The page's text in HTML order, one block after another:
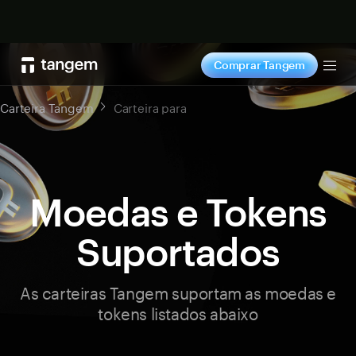
Comprar Tangem
Carteira Tangem Carteira para
Moedas e Tokens
Suportados
As carteiras Tangem suportam as moedas e
tokens listados abaixo